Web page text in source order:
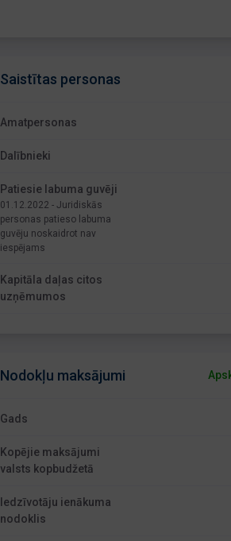
Saistītas personas
Amatpersonas
Dalībnieki
Patiesie labuma guvēji
01.12.2022 - Juridiskās
personas patieso labuma
guvēju noskaidrot nav
iespējams
Kapitāla daļas citos
uzņēmumos
Nodokļu maksājumi
Gads
Kopējie maksājumi
valsts kopbudžetā
Iedzīvotāju ienākuma
nodoklis